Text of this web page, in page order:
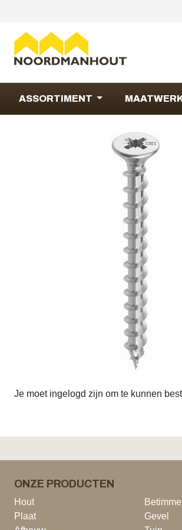
ASSORTIMENT
Je moet ingelogd zijn om te kunnen
ONZE PRODUCTEN
Hout
Plaat
Gevel